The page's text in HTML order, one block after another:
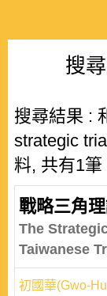
搜
搜尋結果 :
strategic
料, 共有1筆
戰略三角
The
Taiwanese
初國華(Gwo-